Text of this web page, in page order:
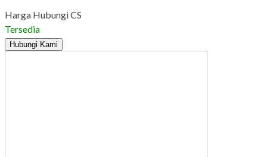
Harga Hubungi CS
Tersedia
Hubungi Kami